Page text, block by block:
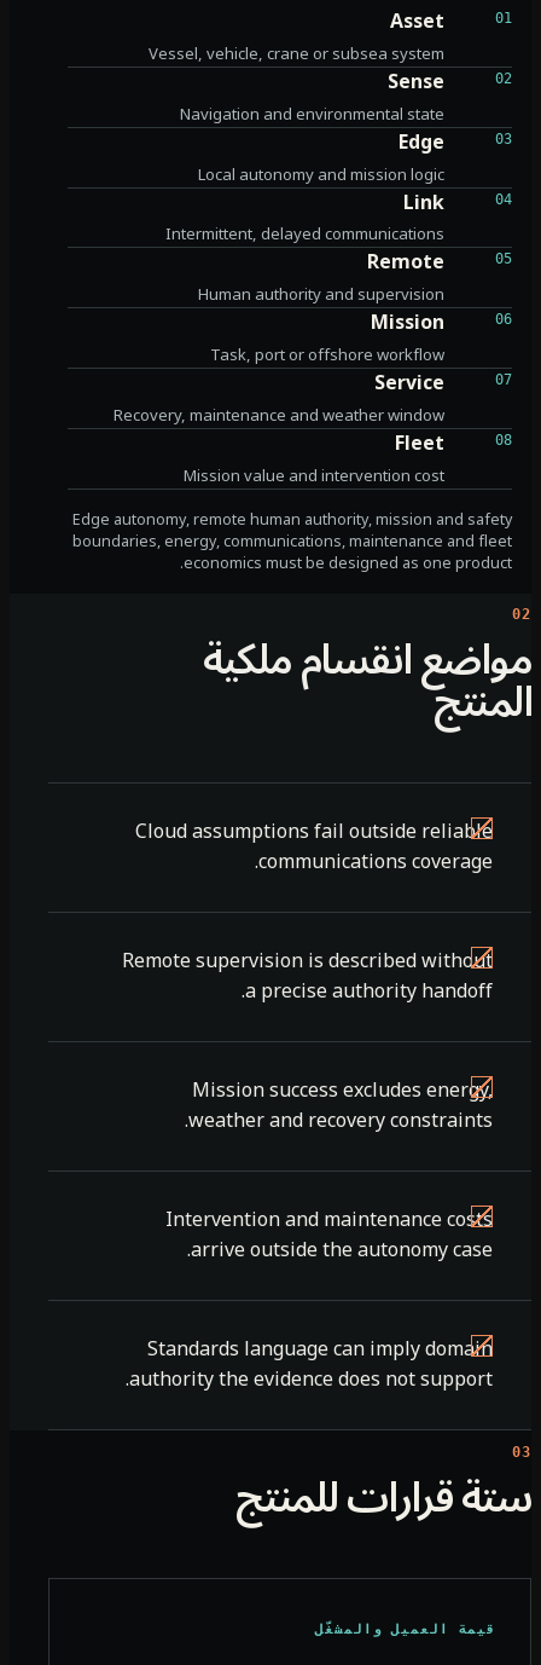
Asset
Vessel, vehicle, crane or subsea system
Sense
Navigation and environmental state
Edge
Local autonomy and mission logic
Link
Intermittent, delayed communications
Remote
Human authority and supervision
Mission
Task, port or offshore workflow
Service
Recovery, maintenance and weather window
Fleet
Mission value and intervention cost
Edge autonomy, remote human authority, mission and safety
boundaries, energy, communications, maintenance and fleet
economics must be designed as one product.
انقسام ملكية
Cloud assumptions fail outside reliable
communications coverage.
Remote supervision is described without
a precise authority handoff.
Mission success excludes energy,
weather and recovery constraints.
Intervention and maintenance costs
arrive outside the autonomy case.
Standards language can imply domain
authority the evidence does not support.
قرارات للمنتج
قيمة العميل والمشغّل